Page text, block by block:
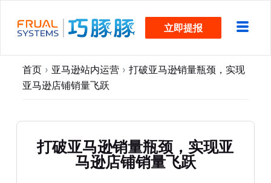
过
立即提报
首页 › 亚马逊站内运营 › 打破亚马逊销量瓶颈，实现
亚马逊店铺销量飞跃
打破亚马逊销量瓶颈，实现亚
马逊店铺销量飞跃